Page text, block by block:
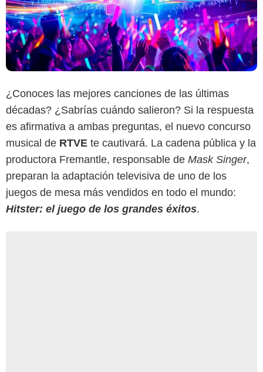
¿Conoces las mejores canciones de las últimas
décadas? ¿Sabrías cuándo salieron? Si la respuesta
es afirmativa a ambas preguntas, el nuevo concurso
musical de RTVE te cautivará. La cadena pública y la
productora Fremantle, responsable de Mask Singer,
preparan la adaptación televisiva de uno de los
juegos de mesa más vendidos en todo el mundo:
Hitster: el juego de los grandes éxitos.